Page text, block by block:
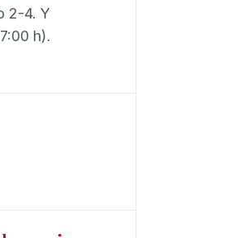
2-4. Y
h).